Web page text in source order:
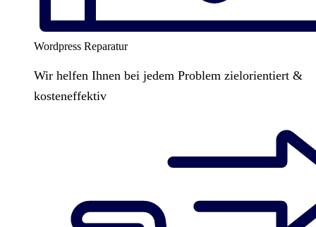
Wordpress Reparatur
Wir helfen Ihnen bei jedem Problem zielorientiert &
kosteneffektiv